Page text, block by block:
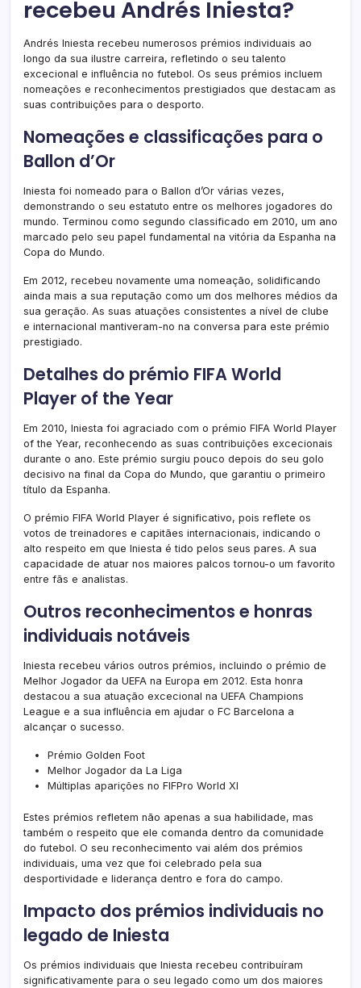
recebeu Andrés Iniesta?
Andrés Iniesta recebeu numerosos prémios individuais ao
longo da sua ilustre carreira, refletindo o seu talento
excecional e influência no futebol. Os seus prémios incluem
nomeações e reconhecimentos prestigiados que destacam as
suas contribuições para o desporto.
Nomeações e classificações para o
Ballon d’Or
Iniesta foi nomeado para o Ballon d’Or várias vezes,
demonstrando o seu estatuto entre os melhores jogadores do
mundo. Terminou como segundo classificado em 2010, um ano
marcado pelo seu papel fundamental na vitória da Espanha na
Copa do Mundo.
Em 2012, recebeu novamente uma nomeação, solidificando
ainda mais a sua reputação como um dos melhores médios da
sua geração. As suas atuações consistentes a nível de clube
e internacional mantiveram-no na conversa para este prémio
prestigiado.
Detalhes do prémio FIFA World
Player of the Year
Em 2010, Iniesta foi agraciado com o prémio FIFA World Player
of the Year, reconhecendo as suas contribuições excecionais
durante o ano. Este prémio surgiu pouco depois do seu golo
decisivo na final da Copa do Mundo, que garantiu o primeiro
título da Espanha.
O prémio FIFA World Player é significativo, pois reflete os
votos de treinadores e capitães internacionais, indicando o
alto respeito em que Iniesta é tido pelos seus pares. A sua
capacidade de atuar nos maiores palcos tornou-o um favorito
entre fãs e analistas.
Outros reconhecimentos e honras
individuais notáveis
Iniesta recebeu vários outros prémios, incluindo o prémio de
Melhor Jogador da UEFA na Europa em 2012. Esta honra
destacou a sua atuação excecional na UEFA Champions
League e a sua influência em ajudar o FC Barcelona a
alcançar o sucesso.
Prémio Golden Foot
Melhor Jogador da La Liga
Múltiplas aparições no FIFPro World XI
Estes prémios refletem não apenas a sua habilidade, mas
também o respeito que ele comanda dentro da comunidade
do futebol. O seu reconhecimento vai além dos prémios
individuais, uma vez que foi celebrado pela sua
desportividade e liderança dentro e fora do campo.
Impacto dos prémios individuais no
legado de Iniesta
Os prémios individuais que Iniesta recebeu contribuíram
significativamente para o seu legado como um dos maiores